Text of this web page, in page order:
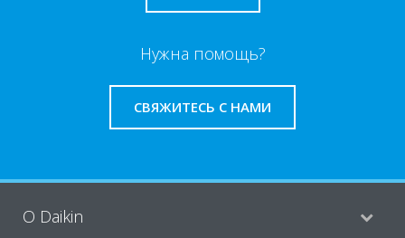
Нужна помощь?
СВЯЖИТЕСЬ С НАМИ
O Daikin